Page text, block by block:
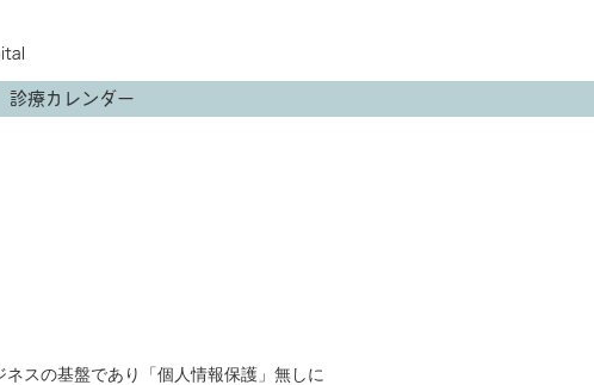
診療カレンダー
スの基盤であり「個人情報保護」無しに